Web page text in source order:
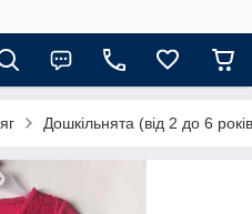
Дошкільнята (від 2 до 6